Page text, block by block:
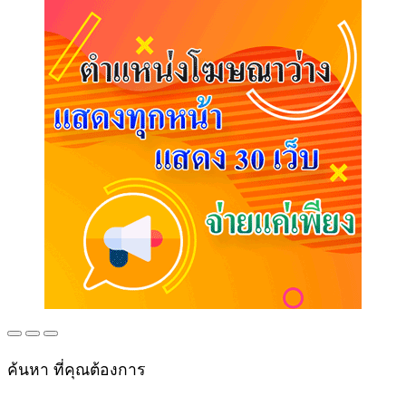
ค้นหา ที่คุณต้องการ